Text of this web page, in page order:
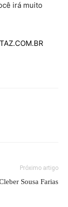
irá muito
Próximo artigo
Sousa Farias